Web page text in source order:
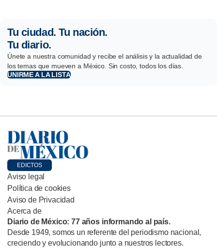
Tu ciudad. Tu nación.
Tu diario.
Únete a nuestra comunidad y recibe el análisis y la actualidad de
los temas que mueven a México. Sin costo, todos los días.
UNIRME A LA LISTA
EDICTOS
Aviso legal
Política de cookies
Aviso de Privacidad
Acerca de
Diario de México: 77 años informando al país.
Desde 1949, somos un referente del periodismo nacional,
creciendo y evolucionando junto a nuestros lectores.